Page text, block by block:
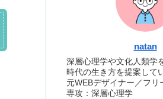
natan
深層心理学や文化人類学
時代の生き方を提案して
元WEBデザイナー／フリ
専攻：深層心理学